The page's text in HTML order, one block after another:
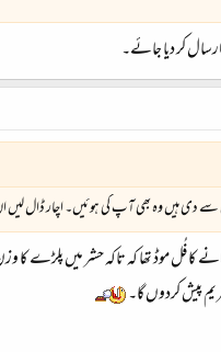
کر دیا جائے۔
سے دی ہیں وہ بھی آپ کی ہوئیں۔ اچار ڈال
کا فُل موڈ تھا کہ تاکہ حشر میں پلڑے
پیش کردوں گا۔